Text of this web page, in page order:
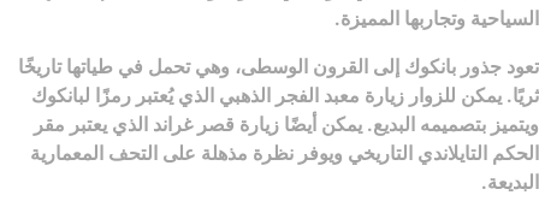
السياحية وتجاربها المميزة.
تعود جذور بانكوك إلى القرون الوسطى، وهي تحمل في طياتها تاريخًا
ثريًا. يمكن للزوار زيارة معبد الفجر الذهبي الذي يُعتبر رمزًا لبانكوك
ويتميز بتصميمه البديع. يمكن أيضًا زيارة قصر غراند الذي يعتبر مقر
الحكم التايلاندي التاريخي ويوفر نظرة مذهلة على التحف المعمارية
البديعة.